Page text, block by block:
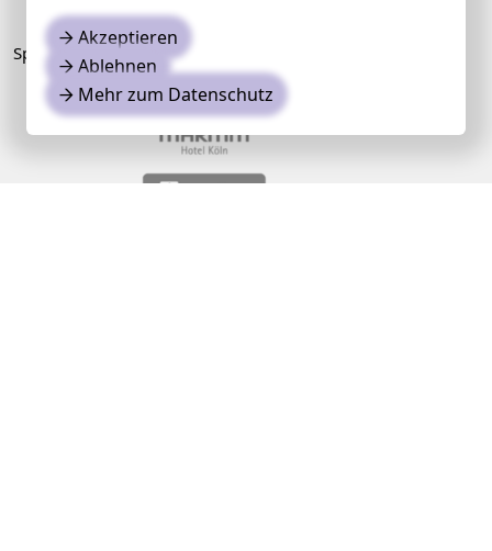
→ Akzeptieren
→ Ablehnen
→ Mehr zum Datenschutz
Sponsoren